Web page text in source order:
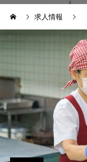
求人情報